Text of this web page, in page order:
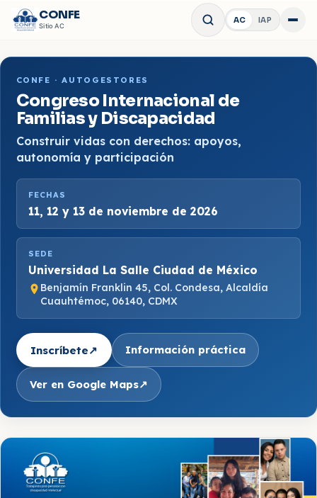
CONFE
SitioAC
AC IAP Abrir
CONFE · AUTOGESTORES
Congreso Internacional de
Familias y Discapacidad
Construir vidas con derechos: apoyos,
autonomía y participación
FECHAS
11, 12 y 13 de noviembre de 2026
SEDE
Universidad La Salle Ciudad de México
Benjamín Franklin 45, Col. Condesa, Alcaldía
Cuauhtémoc, 06140, CDMX
Inscríbete↗ Información práctica
Ver en Google Maps↗